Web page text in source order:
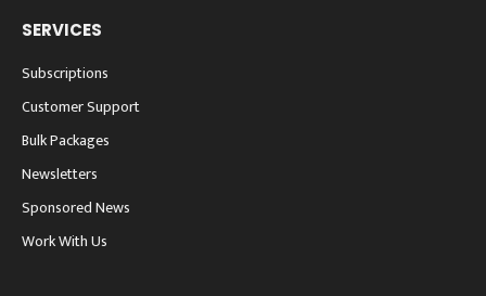
SERVICES
Subscriptions
Customer Support
Bulk Packages
Newsletters
Sponsored News
Work With Us